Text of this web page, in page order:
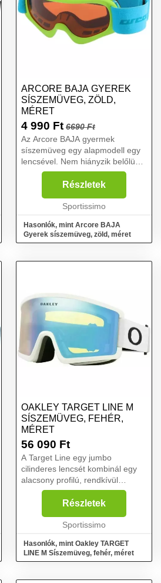
ARCORE BAJA GYEREK
SÍSZEMÜVEG, ZÖLD,
MÉRET
4 990 Ft 6690 Ft
Az Arcore BAJA gyermek
síszemüveg egy alapmodell egy
lencsével. Nem hiányzik belőlük
az olyan fontos technológiák,
mint a köd- vagy a karcolásgátló.
A szemüveg kialakítása színben
összehangolható az A...
Részletek
Sportissimo
Hasonlók, mint Arcore BAJA
Gyerek síszemüveg, zöld, méret
OAKLEY TARGET LINE M
SÍSZEMÜVEG, FEHÉR,
MÉRET
56 090 Ft
A Target Line egy jumbo
cilinderes lencsét kombinál egy
alacsony profilú, rendkívül
elegáns kerettel, amely hihetetlen
látómezőt biztosít. A keret
szemöldökvonala lapított, hogy
zökkenőmentesen illesz...
Részletek
Sportissimo
Hasonlók, mint Oakley TARGET
LINE M Síszemüveg, fehér, méret